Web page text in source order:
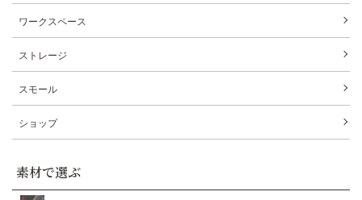
ワークスペース
ストレージ
スモール
ショップ
素材で選ぶ